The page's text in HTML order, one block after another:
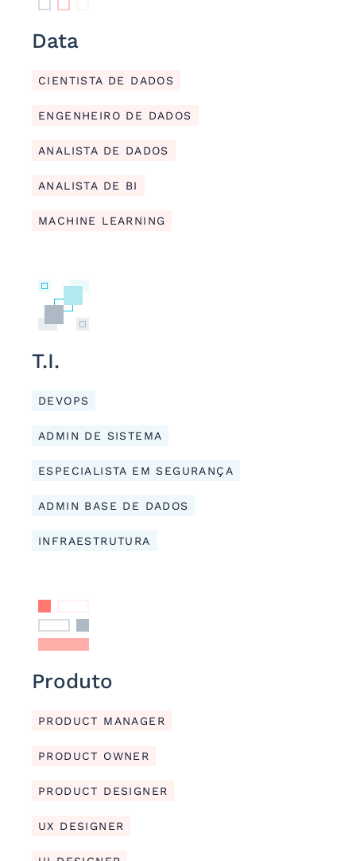
Data
CIENTISTA DE DADOS
ENGENHEIRO DE DADOS
ANALISTA DE DADOS
ANALISTA DE BI
MACHINE LEARNING
T.I.
DEVOPS
ADMIN DE SISTEMA
ESPECIALISTA EM SEGURANÇA
ADMIN BASE DE DADOS
INFRAESTRUTURA
Produto
PRODUCT MANAGER
PRODUCT OWNER
PRODUCT DESIGNER
UX DESIGNER